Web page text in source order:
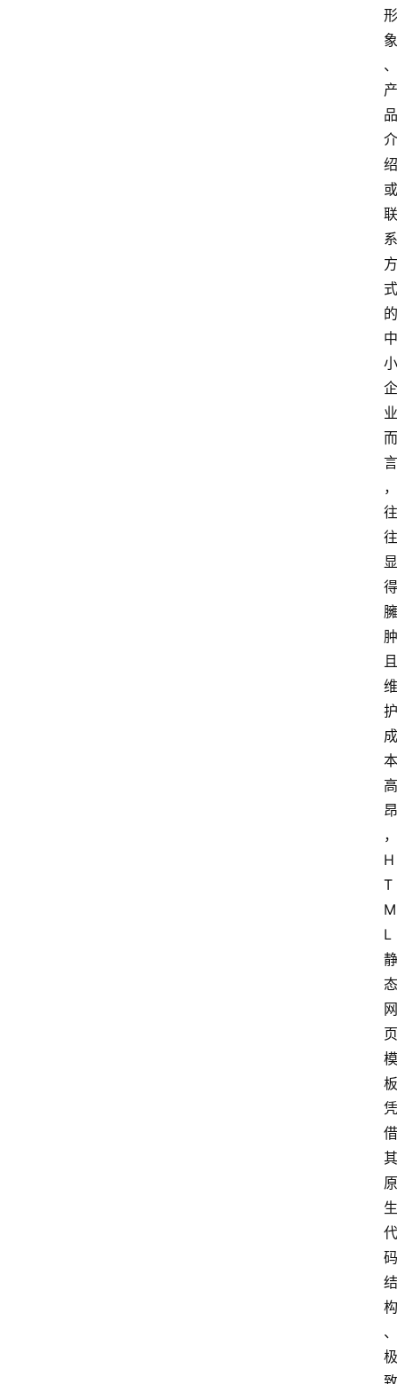
形
象
、
产
品
介
绍
或
联
系
方
式
的
中
小
企
业
而
言
，
往
往
显
得
臃
肿
且
维
护
成
本
高
昂
，
H
T
M
L
静
态
网
页
模
板
凭
借
其
原
生
代
码
结
构
、
极